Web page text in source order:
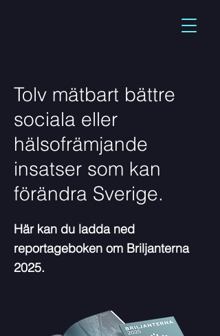
Tolv mätbart bättre
sociala eller
hälsofrämjande
insatser som kan
förändra Sverige.
Här kan du ladda ned
reportageboken om Briljanterna
2025.